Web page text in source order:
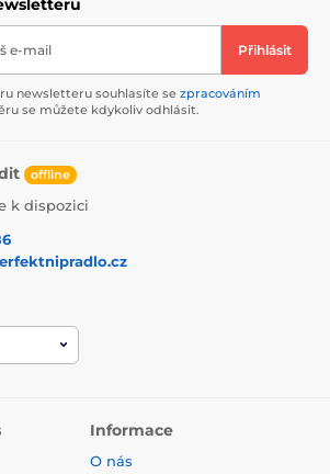
e-mail Přihlásit
newsletteru souhlasíte se zpracováním
se můžete kdykoliv odhlásit.
offline
k dispozici
Informace
O nás